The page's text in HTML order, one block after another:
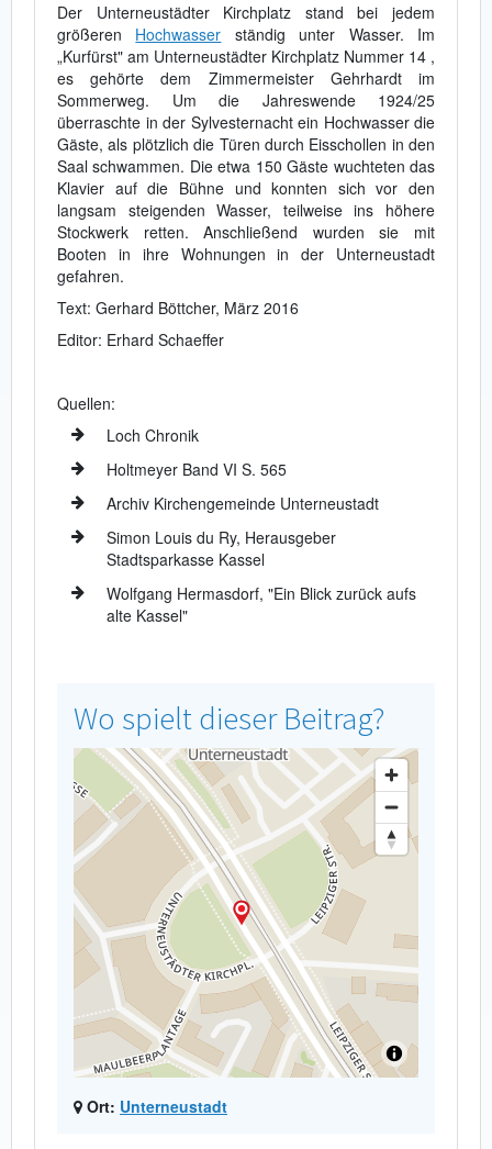
Der Unterneustädter Kirchplatz stand bei jedem
größeren Hochwasser ständig unter Wasser. Im
„Kurfürst" am Unterneustädter Kirchplatz Nummer 14 ,
es gehörte dem Zimmermeister Gehrhardt im
Sommerweg. Um die Jahreswende 1924/25
überraschte in der Sylvesternacht ein Hochwasser die
Gäste, als plötzlich die Türen durch Eisschollen in den
Saal schwammen. Die etwa 150 Gäste wuchteten das
Klavier auf die Bühne und konnten sich vor den
langsam steigenden Wasser, teilweise ins höhere
Stockwerk retten. Anschließend wurden sie mit
Booten in ihre Wohnungen in der Unterneustadt
gefahren.
Text: Gerhard Böttcher, März 2016
Editor: Erhard Schaeffer
Quellen:
Loch Chronik
Holtmeyer Band VI S. 565
Archiv Kirchengemeinde Unterneustadt
Simon Louis du Ry, Herausgeber
Stadtsparkasse Kassel
Wolfgang Hermasdorf, "Ein Blick zurück aufs
alte Kassel"
Wo spielt dieser Beitrag?
Ort: Unterneustadt